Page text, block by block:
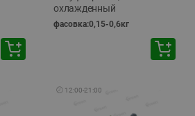
охлажденный
фасовка:0,15-0,6кг
🕘 12:00-21:00